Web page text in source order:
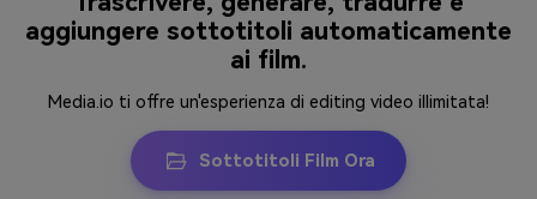
aggiungere sottotitoli automaticamente
ai film.
Media.io ti offre un'esperienza di editing video illimitata!
Sottotitoli Film Ora